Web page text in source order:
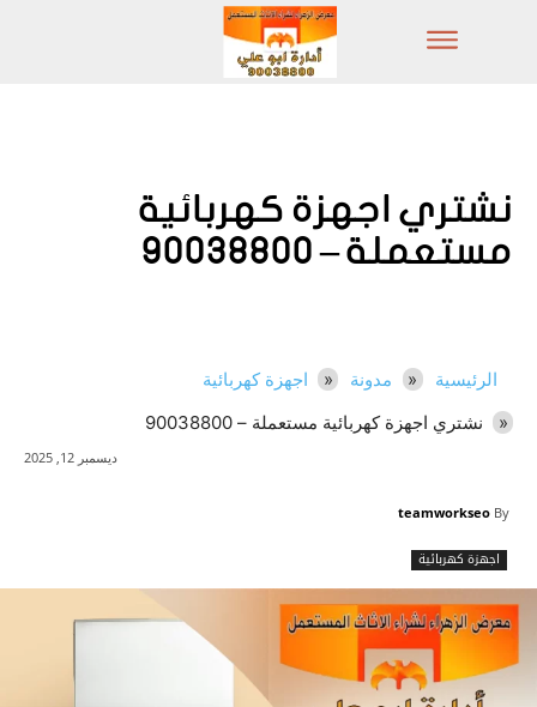
نشتري اجهزة كهربائية
مستعملة – 90038800
الرئيسية مدونة
اجهزة كهربائية
نشتري اجهزة كهربائية مستعملة – 90038800
ديسمبر 12, 2025
By
teamworkseo
اجهزة كهربائية